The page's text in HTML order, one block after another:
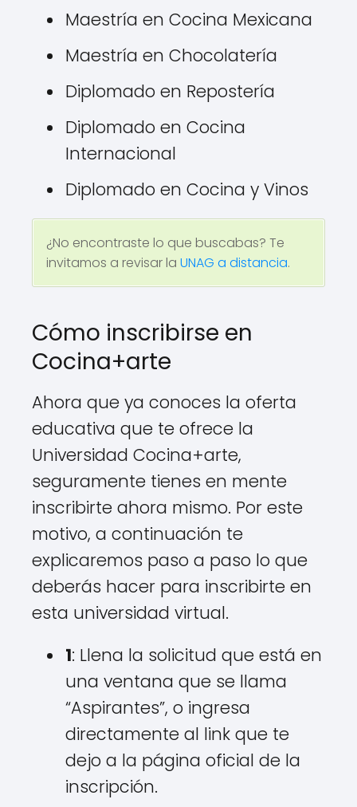
Maestría en Cocina Mexicana
Maestría en Chocolatería
Diplomado en Repostería
Diplomado en Cocina
Internacional
Diplomado en Cocina y Vinos
¿No encontraste lo que buscabas? Te
invitamos a revisar la UNAG a distancia.
Cómo inscribirse en
Cocina+arte
Ahora que ya conoces la oferta
educativa que te ofrece la
Universidad Cocina+arte,
seguramente tienes en mente
inscribirte ahora mismo. Por este
motivo, a continuación te
explicaremos paso a paso lo que
deberás hacer para inscribirte en
esta universidad virtual.
1: Llena la solicitud que está en
una ventana que se llama
“Aspirantes”, o ingresa
directamente al link que te
dejo a la página oficial de la
inscripción.